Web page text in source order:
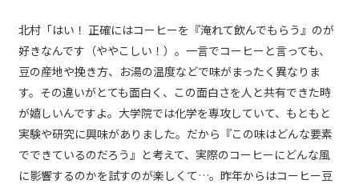
北村「はい！ 正確にはコーヒーを『淹れて飲んでもらう』のが
好きなんです（ややこしい！）。一言でコーヒーと言っても、
豆の産地や挽き方、お湯の温度などで味がまったく異なりま
す。その違いがとても面白く、この面白さを人と共有できた時
が嬉しいんですよ。大学院では化学を専攻していて、もともと
実験や研究に興味がありました。だから『この味はどんな要素
でできているのだろう』と考えて、実際のコーヒーにどんな風
に影響するのかを試すのが楽しくて…。昨年からはコーヒー豆